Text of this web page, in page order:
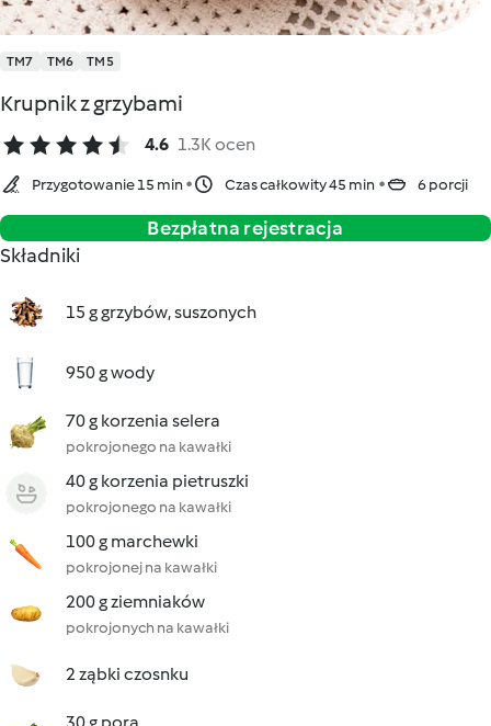
TM7 TM6 TM5
Krupnik z grzybami
4.6 1.3K ocen
Przygotowanie 15 min Czas całkowity 45 min 6 porcji
Bezpłatna rejestracja
Składniki
15 g grzybów, suszonych
950 g wody
70 g korzenia selera
pokrojonego na kawałki
40 g korzenia pietruszki
pokrojonego na kawałki
100 g marchewki
pokrojonej na kawałki
200 g ziemniaków
pokrojonych na kawałki
2 ząbki czosnku